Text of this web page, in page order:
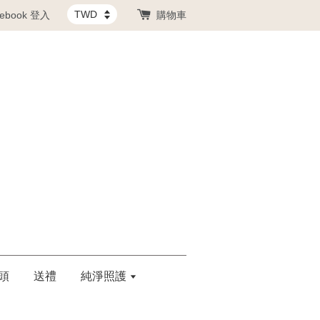
登入 購物車
送禮 純淨照護